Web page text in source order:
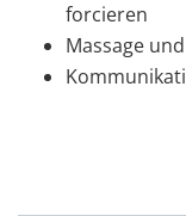
forcieren
Massage